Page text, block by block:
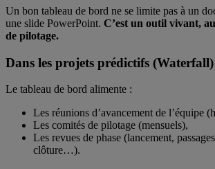
Un bon tableau de bord ne se limite pas à un
une slide PowerPoint. C’est un outil vivant,
de pilotage.
Dans les projets prédictifs (Waterfall)
Le tableau de bord alimente :
Les réunions d’avancement de l’équipe
Les comités de pilotage (mensuels),
Les revues de phase (lancement,
clôture…).